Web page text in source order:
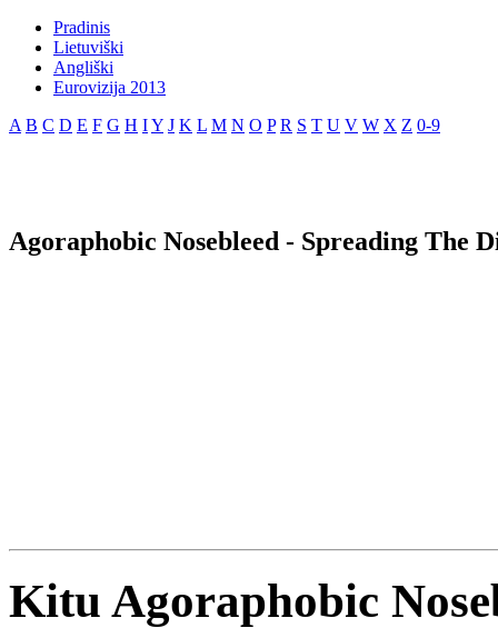
Pradinis
Lietuviški
Angliški
Eurovizija 2013
A B C D E F G H IY J K L M N O P R S T U V W X Z 0-9
Agoraphobic Nosebleed - Spreading The
Kitu Agoraphobic